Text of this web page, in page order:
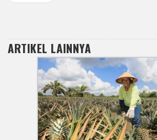
ARTIKEL LAINNYA